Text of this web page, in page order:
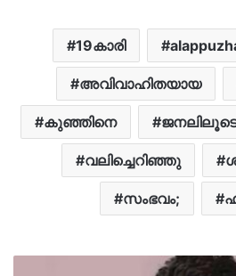
19കാരി
അവിവാഹിതയായ
കുഞ്ഞിനെ ജനലിലൂടെ
വലിച്ചെറിഞ്ഞു
സംഭവം;